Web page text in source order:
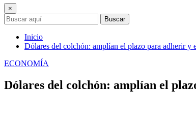
×
Buscar
Inicio
Dólares del colchón: amplían el plazo para adherir y
ECONOMÍA
Dólares del colchón: amplían el